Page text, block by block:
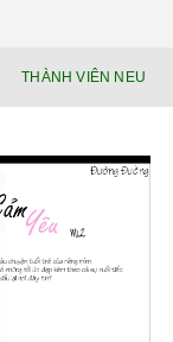
THÀNH VIÊN NEU